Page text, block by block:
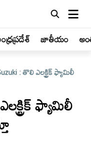
జాతీయం
: తొలి ఎలక్ట్రిక్ ఫ్యామిలీ
ఫ్యామిలీ